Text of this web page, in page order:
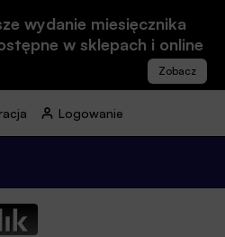
wydanie miesięcznika
w sklepach i online
Logowanie